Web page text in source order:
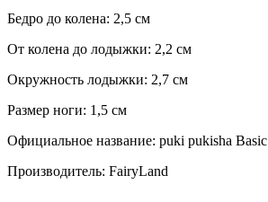
Бедро до колена: 2,5 см
От колена до лодыжки: 2,2 см
Окружность лодыжки: 2,7 см
Размер ноги: 1,5 см
Официальное название: puki pukisha Basic
Производитель: FairyLand